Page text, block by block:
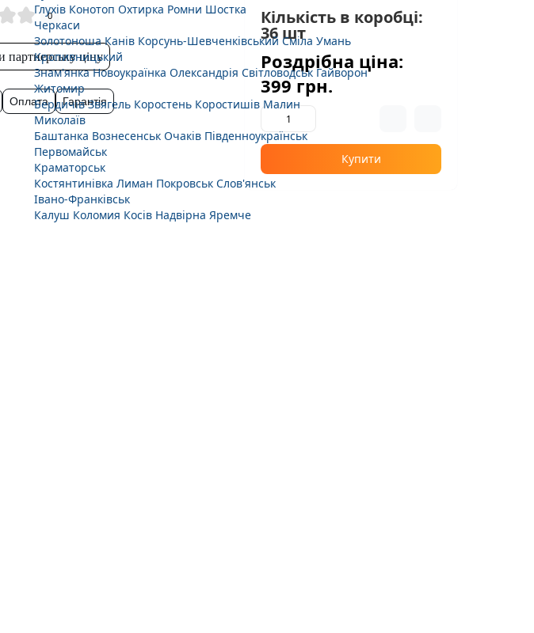
Глухів Конотоп Охтирка Ромни Шостка
Черкаси
Золотоноша Канів Корсунь-Шевченківський Сміла Умань
Кропивницький
Знам'янка Новоукраїнка Олександрія Світловодськ Гайворон
Житомир
Бердичів Звягель Коростень Коростишів Малин
Миколаїв
Баштанка Вознесенськ Очаків Південноукраїнськ
Первомайськ
Краматорськ
Костянтинівка Лиман Покровськ Слов'янськ
Івано-Франківськ
Калуш Коломия Косів Надвірна Яремче
0
партнерську ціну
Оплата Гарантія
Кількість в коробці:
36 шт
Роздрібна ціна:
399 грн.
Купити